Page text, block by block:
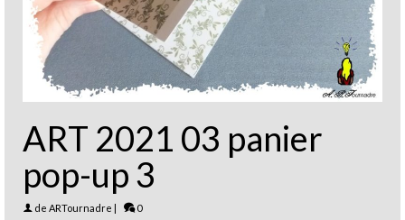
ART 2021 03 panier
pop-up 3
de ARTournadre | 0